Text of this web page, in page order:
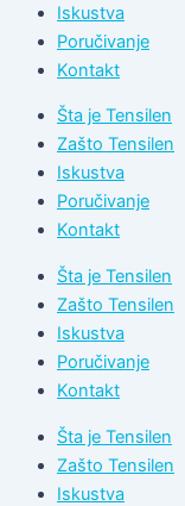
Iskustva
Poručivanje
Kontakt
Šta je Tensilen
Zašto Tensilen
Iskustva
Poručivanje
Kontakt
Šta je Tensilen
Zašto Tensilen
Iskustva
Poručivanje
Kontakt
Šta je Tensilen
Zašto Tensilen
Iskustva